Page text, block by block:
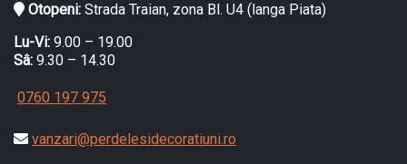
Otopeni: Strada Traian, zona Bl. U4 (langa Piata)
Lu-Vi: 9.00 – 19.00
Sâ: 9.30 – 14.30
0760 197 975
vanzari@perdelesidecoratiuni.ro